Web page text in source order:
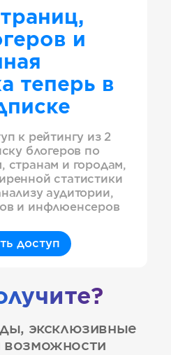
и
теперь в
к рейтингу из 2
блогеров по
странам и городам,
статистики
аудитории,
и инфлюенсеров
доступ
эксклюзивные
возможности